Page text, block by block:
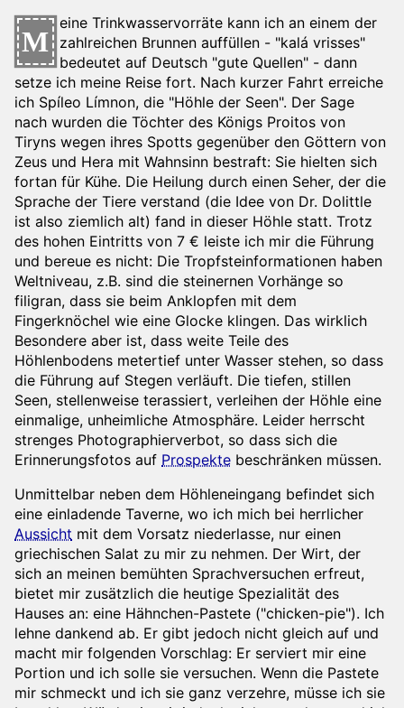
M
eine Trinkwasservorräte kann ich an einem der
zahlreichen Brunnen auffüllen - "kalá vrisses"
bedeutet auf Deutsch "gute Quellen" - dann
setze ich meine Reise fort. Nach kurzer Fahrt erreiche
ich Spíleo Límnon, die "Höhle der Seen". Der Sage
nach wurden die Töchter des Königs Proitos von
Tiryns wegen ihres Spotts gegenüber den Göttern von
Zeus und Hera mit Wahnsinn bestraft: Sie hielten sich
fortan für Kühe. Die Heilung durch einen Seher, der die
Sprache der Tiere verstand (die Idee von Dr. Dolittle
ist also ziemlich alt) fand in dieser Höhle statt. Trotz
des hohen Eintritts von 7 € leiste ich mir die Führung
und bereue es nicht: Die Tropfsteinformationen haben
Weltniveau, z.B. sind die steinernen Vorhänge so
filigran, dass sie beim Anklopfen mit dem
Fingerknöchel wie eine Glocke klingen. Das wirklich
Besondere aber ist, dass weite Teile des
Höhlenbodens metertief unter Wasser stehen, so dass
die Führung auf Stegen verläuft. Die tiefen, stillen
Seen, stellenweise terassiert, verleihen der Höhle eine
einmalige, unheimliche Atmosphäre. Leider herrscht
strenges Photographierverbot, so dass sich die
Erinnerungsfotos auf Prospekte beschränken müssen.
Unmittelbar neben dem Höhleneingang befindet sich
eine einladende Taverne, wo ich mich bei herrlicher
Aussicht mit dem Vorsatz niederlasse, nur einen
griechischen Salat zu mir zu nehmen. Der Wirt, der
sich an meinen bemühten Sprachversuchen erfreut,
bietet mir zusätzlich die heutige Spezialität des
Hauses an: eine Hähnchen-Pastete ("chicken-pie"). Ich
lehne dankend ab. Er gibt jedoch nicht gleich auf und
macht mir folgenden Vorschlag: Er serviert mir eine
Portion und ich solle sie versuchen. Wenn die Pastete
mir schmeckt und ich sie ganz verzehre, müsse ich sie